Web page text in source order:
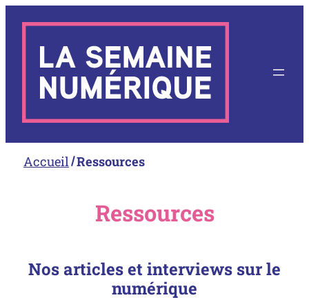
contenu
Accueil Ressources
Ressources
Nos articles et interviews sur le
numérique